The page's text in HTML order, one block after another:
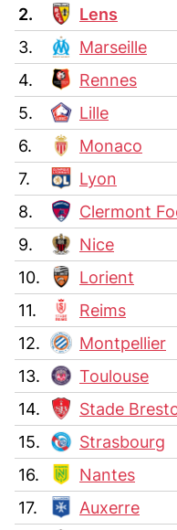
2.
Lens
3.
Marseille
4.
Rennes
5.
Lille
6.
Monaco
7.
Lyon
8.
Clermont
9.
Nice
10.
Lorient
11.
Reims
12.
Montpellier
13.
Toulouse
14.
Stade
15.
Strasbourg
16.
Nantes
17.
Auxerre